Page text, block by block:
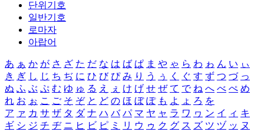
단위기호
일반기호
로마자
아랍어
あ ぁ か が さ ざ た だ な は ば ぱ ま や ゃ ら わ ゎ ん い ぃ
き ぎ し じ ち ぢ に ひ び ぴ み り う ぅ く ぐ す ず つ づ っ
ぬ ふ ぶ ぷ む ゆ ゅ る え ぇ け げ せ ぜ て で ね へ べ ぺ め
れ お ぉ こ ご そ ぞ と ど の ほ ぼ ぽ も よ ょ ろ を
ア ァ カ サ ザ タ ダ ナ ハ バ パ マ ヤ ャ ラ ワ ヮ ン イ ィ キ
ギ シ ジ チ ヂ ニ ヒ ビ ピ ミ リ ウ ゥ ク グ ス ズ ツ ヅ ッ ヌ